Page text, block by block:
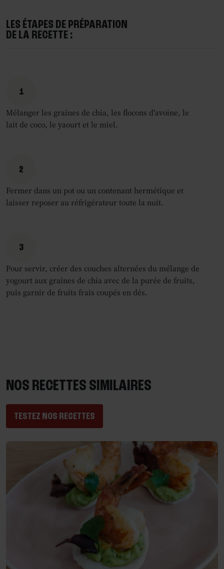
LES ÉTAPES DE PRÉPARATION
DE LA RECETTE :
1
Mélanger les graines de chia, les flocons d'avoine, le
lait de coco, le yaourt et le miel.
2
Fermer dans un pot ou un contenant hermétique et
laisser reposer au réfrigérateur toute la nuit.
3
Pour servir, créer des couches alternées du mélange de
yogourt aux graines de chia avec de la purée de fruits,
puis garnir de fruits frais coupés en dés.
NOS RECETTES SIMILAIRES
TESTEZ NOS RECETTES